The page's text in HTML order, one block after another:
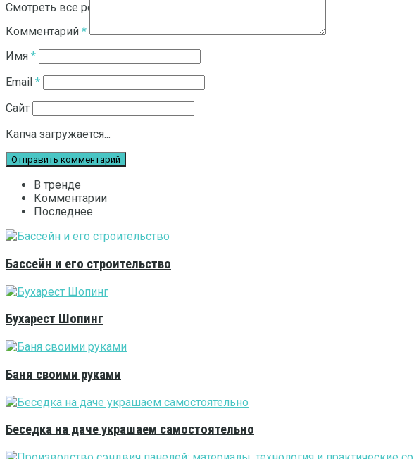
Смотреть все результаты
Комментарий *
Имя *
Email *
Сайт
Капча загружается...
В тренде
Комментарии
Последнее
Бассейн и его строительство
Бухарест Шопинг
Баня своими руками
Беседка на даче украшаем самостоятельно